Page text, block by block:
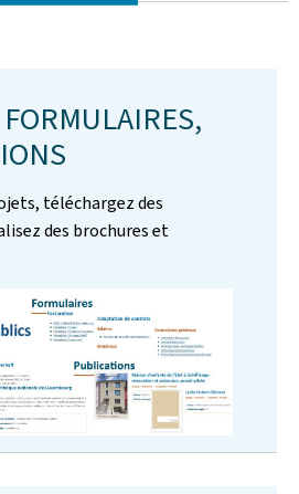
téléchargez des
des brochures et